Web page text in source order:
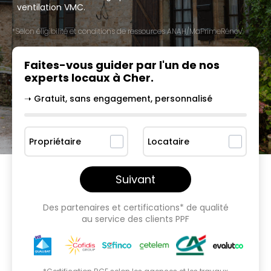
ventilation VMC.
*Selon éligibilité et conditions de ressources ANAH/MaPrimeRénov'.
Faites-vous guider par l'un de nos
experts locaux à Cher.
➝ Gratuit, sans engagement, personnalisé
Propriétaire Locataire
Suivant
Des partenaires et certifications* de qualité
au service des clients PPF